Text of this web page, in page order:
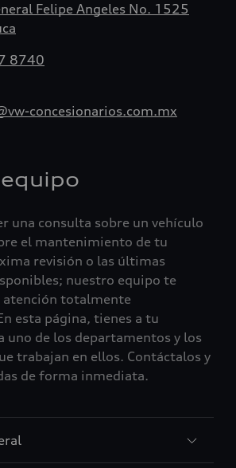
Felipe Angeles No. 1525
8740
concesionarios.com.mx
una consulta sobre un vehículo
el mantenimiento de tu
revisión o las últimas
nuestro equipo te
atención totalmente
esta página, tienes a tu
uno de los departamentos y los
trabajan en ellos. Contáctalos y
de forma inmediata.
Sección